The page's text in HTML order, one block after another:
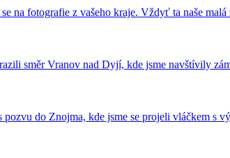
na fotografie z vašeho kraje. Vždyť ta naše
směr Vranov nad Dyjí, kde jsme navštívily
do Znojma, kde jsme se projeli vláčkem s